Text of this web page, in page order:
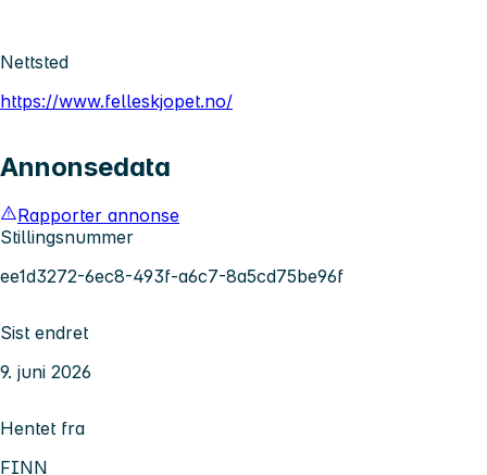
Nettsted
https://www.felleskjopet.no/
Annonsedata
Rapporter annonse
Stillingsnummer
ee1d3272-6ec8-493f-a6c7-8a5cd75be96f
Sist endret
9. juni 2026
Hentet fra
FINN